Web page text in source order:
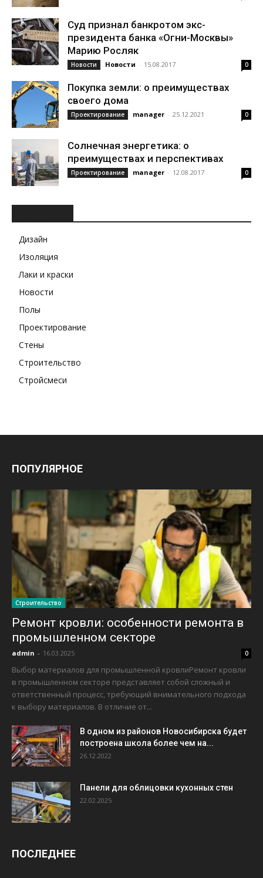
Суд признал банкротом экс-
президента банка «Огни-Москвы»
Марию Росляк
Новости Новости - 15.08.2017 0
Покупка земли: о преимуществах
своего дома
Проектирование manager - 25.12.2021 0
Солнечная энергетика: о
преимуществах и перспективах
Проектирование manager - 12.08.2017 0
Дизайн
Изоляция
Лаки и краски
Новости
Полы
Проектирование
Стены
Строительство
Стройсмеси
ПОПУЛЯРНОЕ
Строительство
Ремонт кровли: особенности ремонта в
промышленном секторе
admin - 16.03.2025 0
Выбор материалов для промышленной кровлиРемонт кровли
в промышленном секторе представляет собой сложный и
ответственный процесс, требующий внимательного подхода
к выбору материалов. В отличие от...
В одном из районов Новосибирска будет
построена школа более чем на...
26.12.2022
Панели для облицовки кухонных стен
22.02.2025
ПОСЛЕДНЕЕ